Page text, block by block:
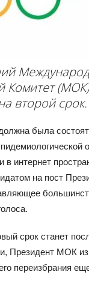
Комитет
второй срок.
была
в интернет
на пост
срок станет
Президент МОК
переизбрания